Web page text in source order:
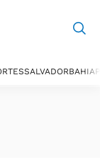
SALVADORBAHIA